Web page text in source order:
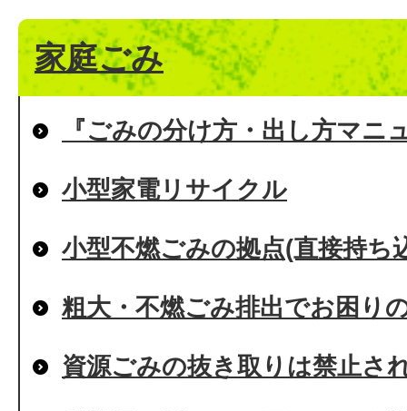
家庭ごみ
『ごみの分け方・出し方マニ
小型家電リサイクル
小型不燃ごみの拠点(直接持ち
粗大・不燃ごみ排出でお困り
資源ごみの抜き取りは禁止さ